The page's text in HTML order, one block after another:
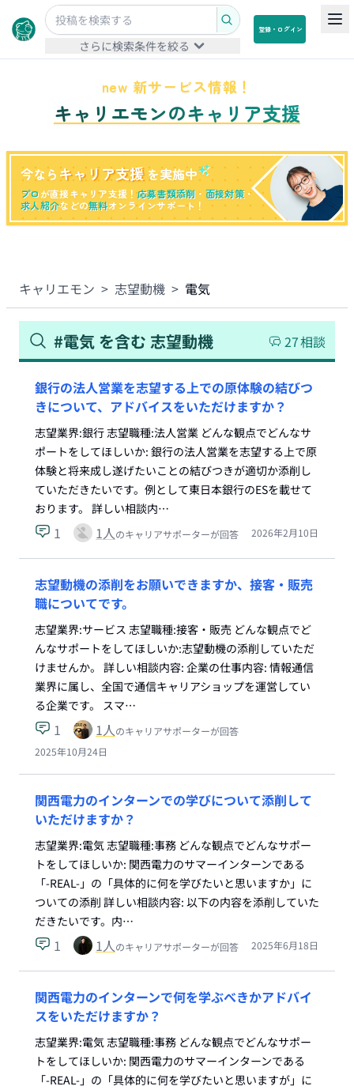
さらに検索条件を絞る
登録・ログイン
new 新サービス情報！
キャリエモンのキャリア支援
今なら キャリア支援 を実施中
プロが直接キャリア支援！応募書類添削 ・ 面接対策・
求人紹介などの無料オンラインサポート！
キャリエモン > 志望動機 > 電気
#電気 を含む 志望動機 27相談
銀行の法人営業を志望する上での原体験の結びつ
きについて、アドバイスをいただけますか？
志望業界:銀行 志望職種:法人営業 どんな観点でどんなサ
ポートをしてほしいか: 銀行の法人営業を志望する上で原
体験と将来成し遂げたいことの結びつきが適切か添削し
ていただきたいです。例として東日本銀行のESを載せて
おります。 詳しい相談内…
1 1人のキャリアサポーターが回答 2026年2月10日
志望動機の添削をお願いできますか、接客・販売
職についてです。
志望業界:サービス 志望職種:接客・販売 どんな観点でど
んなサポートをしてほしいか:志望動機の添削していただ
けませんか。 詳しい相談内容: 企業の仕事内容: 情報通信
業界に属し、全国で通信キャリアショップを運営してい
る企業です。 スマ…
1 1人のキャリアサポーターが回答
2025年10月24日
関西電力のインターンでの学びについて添削して
いただけますか？
志望業界:電気 志望職種:事務 どんな観点でどんなサポー
トをしてほしいか: 関西電力のサマーインターンである
「-REAL-」の「具体的に何を学びたいと思いますか」に
ついての添削 詳しい相談内容: 以下の内容を添削していた
だきたいです。内…
1 1人のキャリアサポーターが回答 2025年6月18日
関西電力のインターンで何を学ぶべきかアドバイ
スをいただけますか？
志望業界:電気 志望職種:事務 どんな観点でどんなサポー
トをしてほしいか: 関西電力のサマーインターンである
「-REAL-」の「具体的に何を学びたいと思いますが」に